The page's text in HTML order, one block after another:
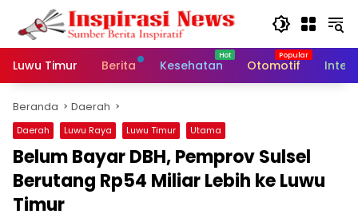
Langsung
konten
Luwu Timur
Berita Kesehatan Otomotif
Beranda Daerah
Daerah Luwu Raya Luwu Timur Utama
Belum Bayar DBH, Pemprov Sulsel
Berutang Rp54 Miliar Lebih ke Luwu
Timur